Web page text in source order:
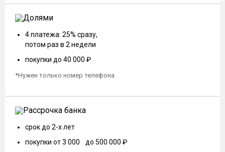
4 платежа: 25% сразу,
потом раз в 2 недели
покупки до 40 000 ₽
*Нужен только номер телефона
срок до 2-х лет
покупки от 3 000 до 500 000 ₽